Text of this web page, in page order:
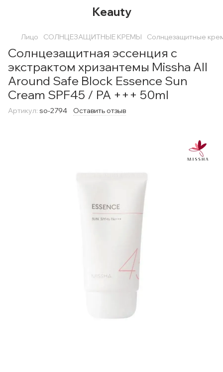
Keauty
Лицо СОЛНЦЕЗАЩИТНЫЕ КРЕМЫ Солнцезащитные
Солнцезащитная эссенция с
экстрактом хризантемы Missha All
Around Safe Block Essence Sun
Cream SPF45 / PA +++ 50ml
Артикул: so-2794 Оставить отзыв